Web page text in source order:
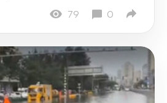
79 0